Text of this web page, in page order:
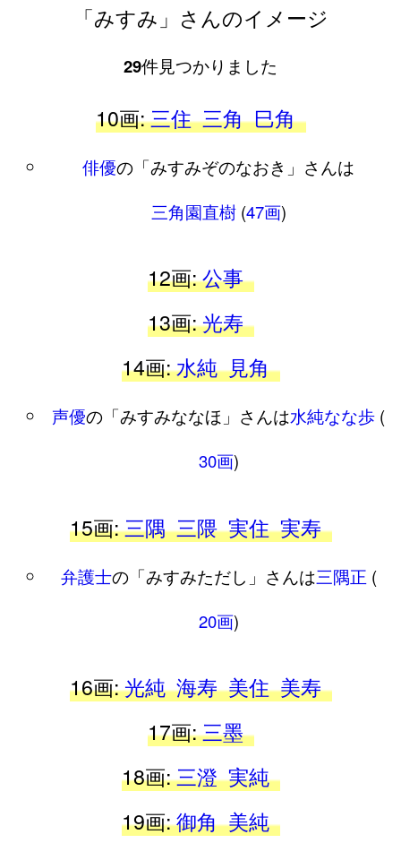
「みすみ」さんのイメージ
29件見つかりました
10画:三住 三角 巳角
俳優の「みすみぞのなおき」さんは
三角園直樹(47画)
12画:公事
13画:光寿
14画:水純 見角
声優の「みすみななほ」さんは水純なな歩 (
30画)
15画:三隅 三隈 実住 実寿
弁護士の「みすみただし」さんは三隅正 (
20画)
16画:光純 海寿 美住 美寿
17画:三墨
18画:三澄 実純
19画:御角 美純